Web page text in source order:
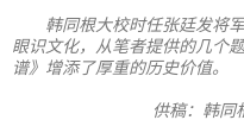
韩同根大校时任张廷发将
眼识文化，从笔者提供的几个
谱》增添了厚重的历史价值。
供稿：韩